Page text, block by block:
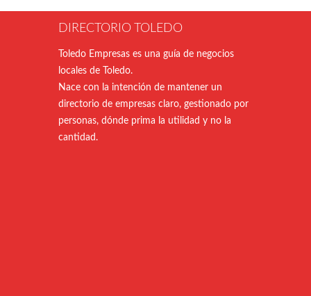
DIRECTORIO TOLEDO
Toledo Empresas es una guía de negocios
locales de Toledo.
Nace con la intención de mantener un
directorio de empresas claro, gestionado por
personas, dónde prima la utilidad y no la
cantidad.